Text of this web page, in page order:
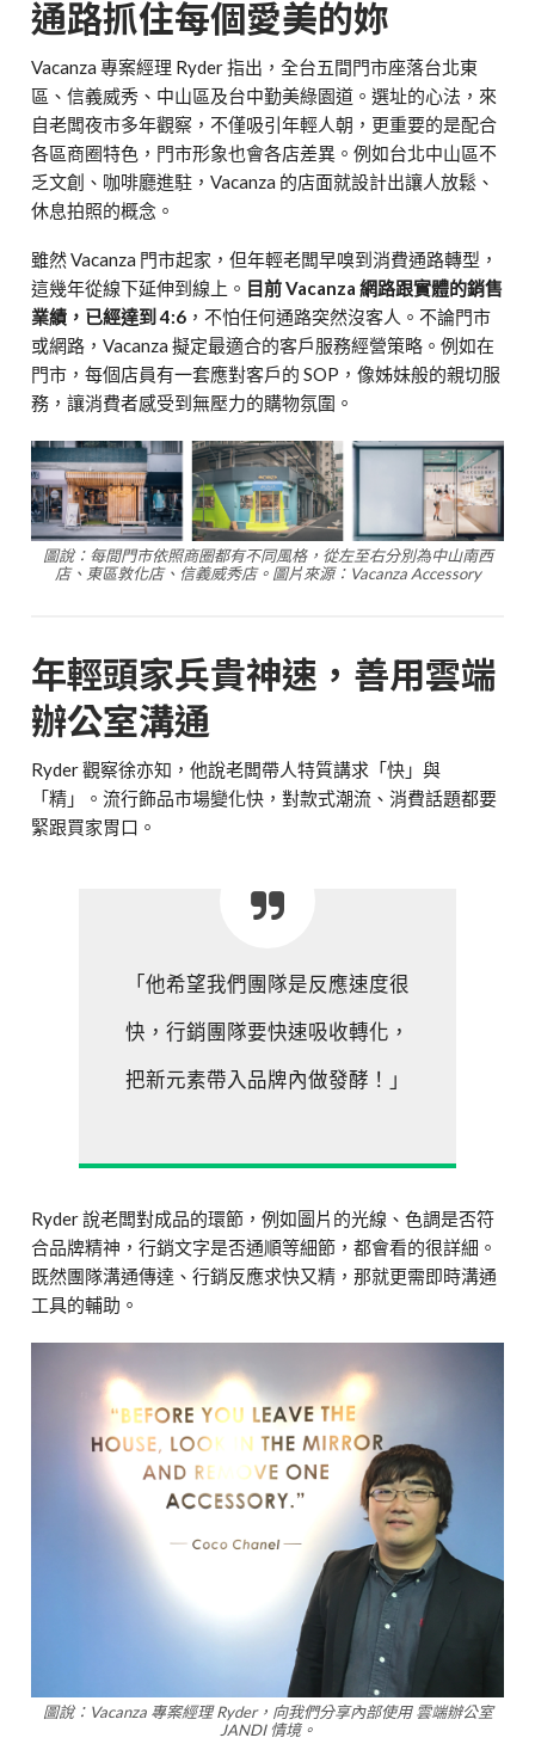
通路抓住每個愛美的妳
Vacanza 專案經理 Ryder 指出，全台五間門市座落台北東
區、信義威秀、中山區及台中勤美綠園道。選址的心法，來
自老闆夜市多年觀察，不僅吸引年輕人朝，更重要的是配合
各區商圈特色，門市形象也會各店差異。例如台北中山區不
乏文創、咖啡廳進駐，Vacanza 的店面就設計出讓人放鬆、
休息拍照的概念。
雖然 Vacanza 門市起家，但年輕老闆早嗅到消費通路轉型，
這幾年從線下延伸到線上。 目前 Vacanza 網路跟實體的銷售
業績，已經達到 4:6 ，不怕任何通路突然沒客人。不論門市
或網路，Vacanza 擬定最適合的客戶服務經營策略。例如在
門市，每個店員有一套應對客戶的 SOP，像姊妹般的親切服
務，讓消費者感受到無壓力的購物氛圍。
圖說：每間門市依照商圈都有不同風格，從左至右分別為中山南西
店、東區敦化店、信義威秀店。圖片來源：Vacanza Accessory
年輕頭家兵貴神速，善用雲端
辦公室溝通
Ryder 觀察徐亦知，他說老闆帶人特質講求「快」與
「精」。流行飾品市場變化快，對款式潮流、消費話題都要
緊跟買家胃口。
「他希望我們團隊是反應速度很
快，行銷團隊要快速吸收轉化，
把新元素帶入品牌內做發酵！」
Ryder 說老闆對成品的環節，例如圖片的光線、色調是否符
合品牌精神，行銷文字是否通順等細節，都會看的很詳細。
既然團隊溝通傳達、行銷反應求快又精，那就更需即時溝通
工具的輔助。
圖說：Vacanza 專案經理 Ryder，向我們分享內部使用 雲端辦公室
JANDI 情境。